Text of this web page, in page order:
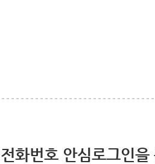
전화번호 안심로그인을